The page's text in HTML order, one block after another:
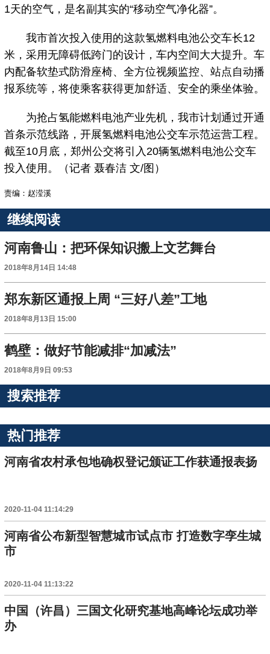
1天的空气，是名副其实的“移动空气净化器”。
我市首次投入使用的这款氢燃料电池公交车长12
米，采用无障碍低跨门的设计，车内空间大大提升。车
内配备软垫式防滑座椅、全方位视频监控、站点自动播
报系统等，将使乘客获得更加舒适、安全的乘坐体验。
为抢占氢能燃料电池产业先机，我市计划通过开通
首条示范线路，开展氢燃料电池公交车示范运营工程。
截至10月底，郑州公交将引入20辆氢燃料电池公交车
投入使用。（记者 聂春洁 文/图）
责编：赵滢溪
继续阅读
河南鲁山：把环保知识搬上文艺舞台
2018年8月14日 14:48
郑东新区通报上周 “三好八差”工地
2018年8月13日 15:00
鹤壁：做好节能减排“加减法”
2018年8月9日 09:53
搜索推荐
热门推荐
河南省农村承包地确权登记颁证工作获通报表扬
2020-11-04 11:14:29
河南省公布新型智慧城市试点市 打造数字孪生城
市
2020-11-04 11:13:22
中国（许昌）三国文化研究基地高峰论坛成功举
办